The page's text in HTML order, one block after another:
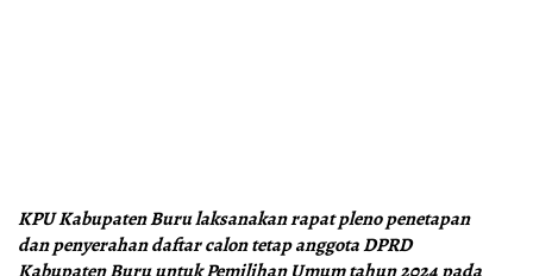
KPU Kabupaten Buru laksanakan rapat pleno penetapan
dan penyerahan daftar calon tetap anggota DPRD